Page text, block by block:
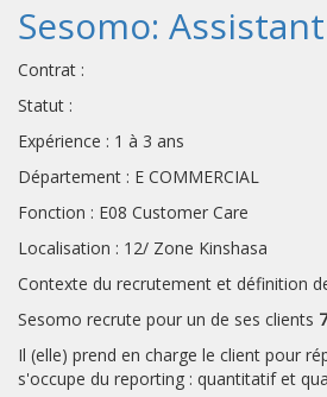
Sesomo:
Contrat :
Statut :
Expérience : 1 à 3 ans
Département : E COMMERCIAL
Fonction : E08 Customer Care
Localisation : 12/ Zone Kinshasa
Contexte du recrutement et définition
Sesomo recrute pour un de ses clients
Il (elle) prend en charge le client pour
s'occupe du reporting : quantitatif et